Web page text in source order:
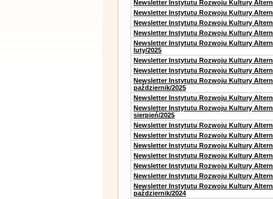
Newsletter Instytutu Rozwoju Kultury
Newsletter Instytutu Rozwoju Kultury
Newsletter Instytutu Rozwoju Kultury
Newsletter Instytutu Rozwoju Kultury
Newsletter Instytutu Rozwoju Kultury
luty/2025
Newsletter Instytutu Rozwoju Kultury
Newsletter Instytutu Rozwoju Kultury
Newsletter Instytutu Rozwoju Kultury
październik/2025
Newsletter Instytutu Rozwoju Kultury
Newsletter Instytutu Rozwoju Kultury
sierpień/2025
Newsletter Instytutu Rozwoju Kultury
Newsletter Instytutu Rozwoju Kultury
Newsletter Instytutu Rozwoju Kultury
Newsletter Instytutu Rozwoju Kultury
Newsletter Instytutu Rozwoju Kultury
Newsletter Instytutu Rozwoju Kultury
Newsletter Instytutu Rozwoju Kultury
październik/2024